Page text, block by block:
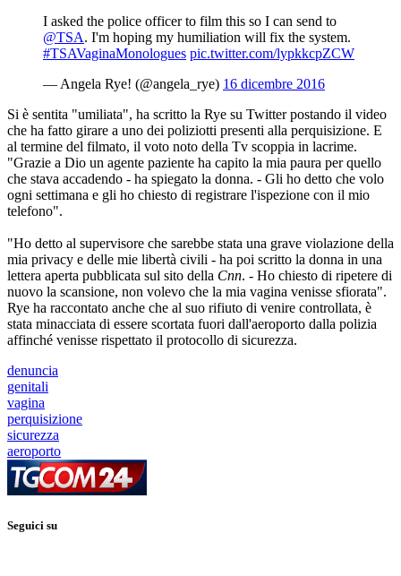
I asked the police officer to film this so I can send to
@TSA. I'm hoping my humiliation will fix the system.
#TSAVaginaMonologues pic.twitter.com/lypkkcpZCW
— Angela Rye! (@angela_rye) 16 dicembre 2016
Si è sentita "umiliata", ha scritto la Rye su Twitter postando il video
che ha fatto girare a uno dei poliziotti presenti alla perquisizione. E
al termine del filmato, il voto noto della Tv scoppia in lacrime.
"Grazie a Dio un agente paziente ha capito la mia paura per quello
che stava accadendo - ha spiegato la donna. - Gli ho detto che volo
ogni settimana e gli ho chiesto di registrare l'ispezione con il mio
telefono".
"Ho detto al supervisore che sarebbe stata una grave violazione della
mia privacy e delle mie libertà civili - ha poi scritto la donna in una
lettera aperta pubblicata sul sito della Cnn. - Ho chiesto di ripetere di
nuovo la scansione, non volevo che la mia vagina venisse sfiorata".
Rye ha raccontato anche che al suo rifiuto di venire controllata, è
stata minacciata di essere scortata fuori dall'aeroporto dalla polizia
affinché venisse rispettato il protocollo di sicurezza.
denuncia
genitali
vagina
perquisizione
sicurezza
aeroporto
Seguici su